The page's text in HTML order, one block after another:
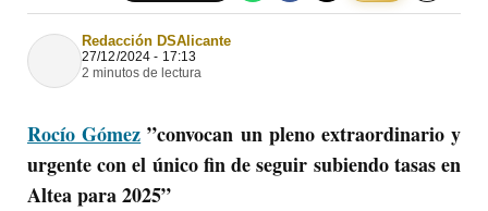
Redacción DSAlicante
27/12/2024 - 17:13
2 minutos de lectura
Rocío Gómez ”convocan un pleno extraordinario y
urgente con el único fin de seguir subiendo tasas en
Altea para 2025”